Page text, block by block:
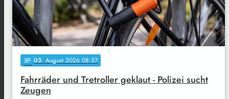
notes 03. August 2026 08:57
Fahrräder und Tretroller geklaut - Polizei sucht
Zeugen